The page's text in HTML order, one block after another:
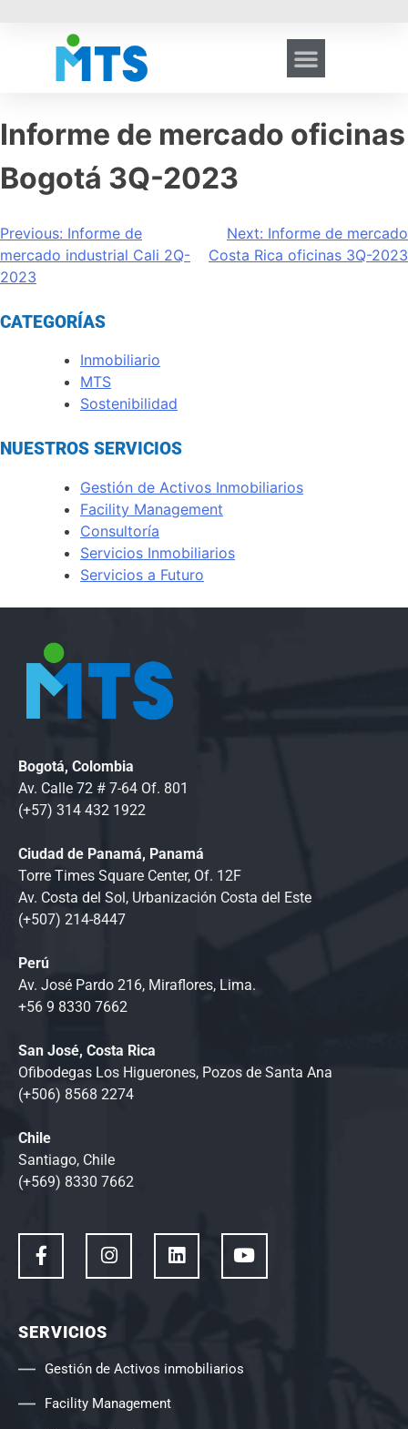
Informe de mercado oficinas
Bogotá 3Q-2023
Previous: Informe de
mercado industrial Cali 2Q-
2023
Next: Informe de mercado
Costa Rica oficinas 3Q-2023
CATEGORÍAS
Inmobiliario
MTS
Sostenibilidad
NUESTROS SERVICIOS
Gestión de Activos Inmobiliarios
Facility Management
Consultoría
Servicios Inmobiliarios
Servicios a Futuro
Bogotá, Colombia
Av. Calle 72 # 7-64 Of. 801
(+57) 314 432 1922
Ciudad de Panamá, Panamá
Torre Times Square Center, Of. 12F
Av. Costa del Sol, Urbanización Costa del Este
(+507) 214-8447
Perú
Av. José Pardo 216, Miraflores, Lima.
+56 9 8330 7662
San José, Costa Rica
Ofibodegas Los Higuerones, Pozos de Santa Ana
(+506) 8568 2274
Chile
Santiago, Chile
(+569) 8330 7662
SERVICIOS
Gestión de Activos inmobiliarios
Facility Management